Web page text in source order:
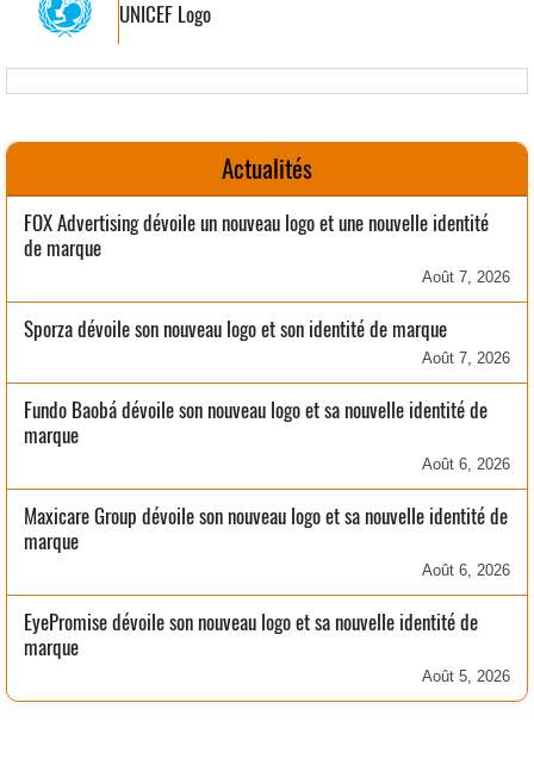
UNICEF Logo
Actualités
FOX Advertising dévoile un nouveau logo et une nouvelle identité
de marque
Août 7, 2026
Sporza dévoile son nouveau logo et son identité de marque
Août 7, 2026
Fundo Baobá dévoile son nouveau logo et sa nouvelle identité de
marque
Août 6, 2026
Maxicare Group dévoile son nouveau logo et sa nouvelle identité de
marque
Août 6, 2026
EyePromise dévoile son nouveau logo et sa nouvelle identité de
marque
Août 5, 2026